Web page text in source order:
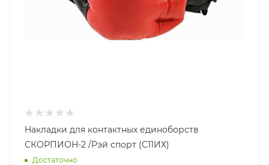
Накладки для контактных единоборств
СКОРПИОН-2 /Рэй спорт (C11ИХ)
Достаточно